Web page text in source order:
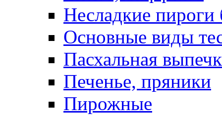
Несладкие пироги
Основные виды
Пасхальная
Печенье, пряники
Пирожные